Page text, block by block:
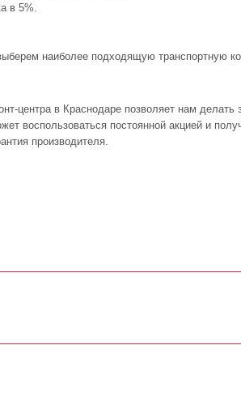
в 5%.
наиболее подходящую транспортную
в Краснодаре позволяет нам
воспользоваться постоянной акцией и
производителя.